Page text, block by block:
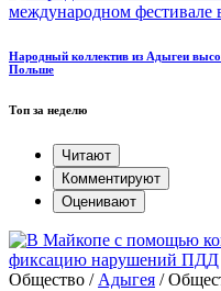
Народный коллектив из Адыгеи
Польше
Топ за неделю
Читают
Комментируют
Оценивают
Общество / Адыгея /